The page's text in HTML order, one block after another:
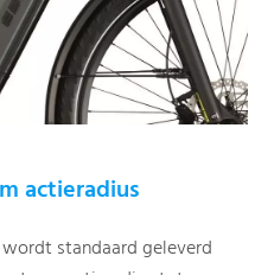
actieradius
wordt standaard geleverd